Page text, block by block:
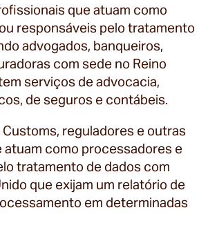
que atuam como
responsáveis pelo tratamento
advogados, banqueiros,
com sede no Reino
serviços de advocacia,
de seguros e contábeis.
Customs, reguladores e outras
atuam como processadores e
tratamento de dados com
que exijam um relatório de
em determinadas